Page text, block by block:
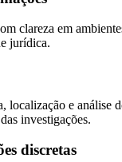
clareza em
jurídica.
e
investigações.
discretas